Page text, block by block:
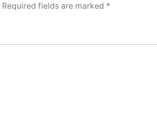
Required fields are marked *